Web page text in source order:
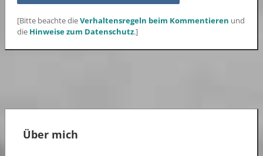
[Bitte beachte dieVerhaltensregeln beim Kommentieren und
die Hinweise zum Datenschutz.]
Über mich